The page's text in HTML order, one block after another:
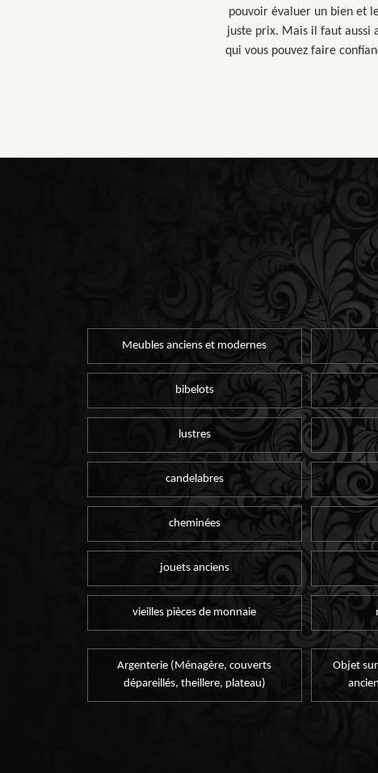
pouvoir évaluer un bien et
juste prix. Mais il faut aussi
qui vous pouvez faire
Meubles anciens et modernes
bibelots
lustres
candelabres
cheminées
jouets anciens
vieilles pièces de monnaie
Argenterie (Ménagère, couverts
dépareillés, theillere, plateau)
Objet